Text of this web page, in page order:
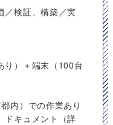
／検証、構築／実
り）＋端末（100台
内）での作業あり
ドキュメント（詳